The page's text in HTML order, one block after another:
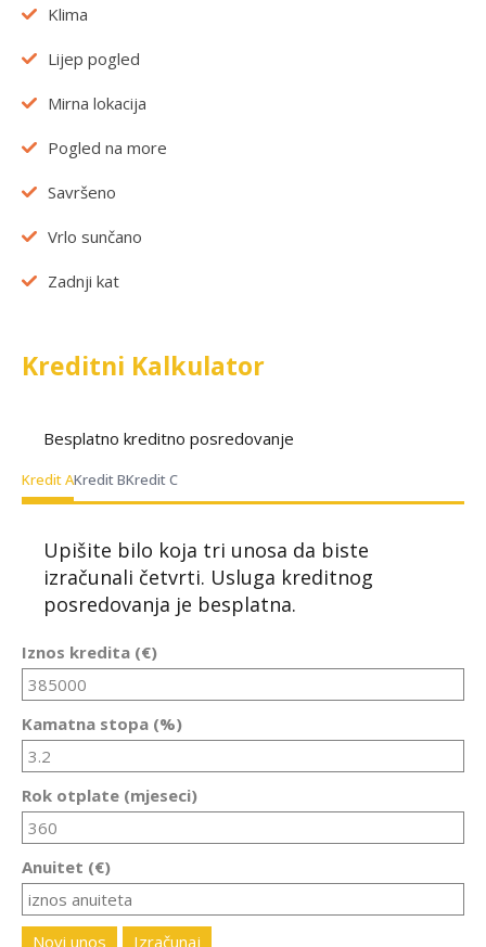
Klima
Lijep pogled
Mirna lokacija
Pogled na more
Savršeno
Vrlo sunčano
Zadnji kat
Kreditni Kalkulator
Besplatno kreditno posredovanje
Kredit AKredit BKredit C
Upišite bilo koja tri unosa da biste
izračunali četvrti. Usluga kreditnog
posredovanja je besplatna.
Iznos kredita (€)
Kamatna stopa (%)
Rok otplate (mjeseci)
Anuitet (€)
Novi unos Izračunaj